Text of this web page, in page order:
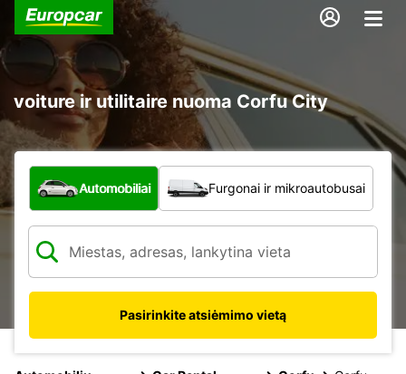
voiture ir utilitaire nuoma Corfu City
Kokio tipo automobilis?
Automobiliai Furgonai ir mikroautobusai
Pasirinkite atsiėmimo vietą